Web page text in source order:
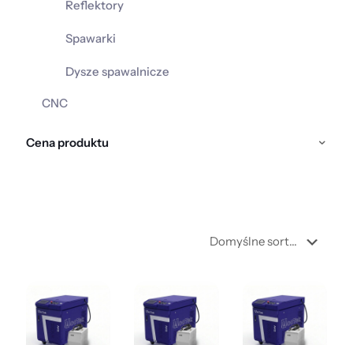
Reflektory
Spawarki
Dysze spawalnicze
CNC
Cena produktu